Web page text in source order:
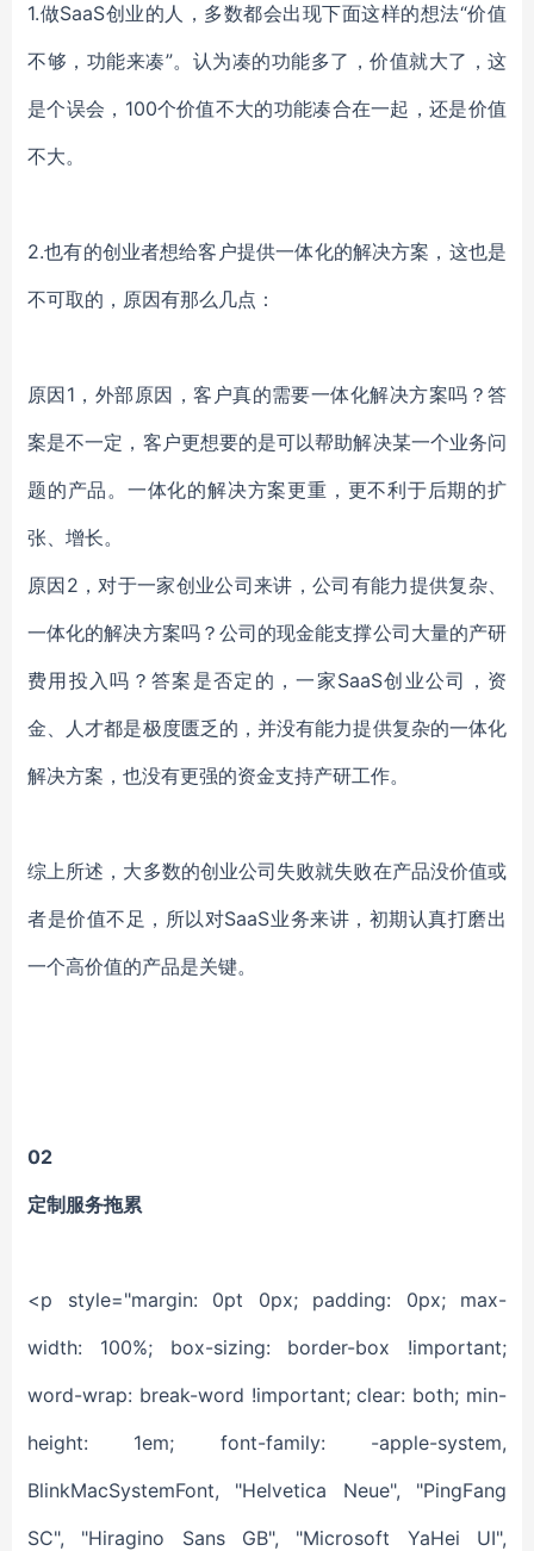
1.做SaaS创业的人，多数都会出现下面这样的想法“价值
不够，功能来凑”。认为凑的功能多了，价值就大了，这
是个误会，100个价值不大的功能凑合在一起，还是价值
不大。
2.也有的创业者想给客户提供一体化的解决方案，这也是
不可取的，原因有那么几点：
原因1，外部原因，客户真的需要一体化解决方案吗？答
案是不一定，客户更想要的是可以帮助解决某一个业务问
题的产品。一体化的解决方案更重，更不利于后期的扩
张、增长。
原因2，对于一家创业公司来讲，公司有能力提供复杂、
一体化的解决方案吗？公司的现金能支撑公司大量的产研
费用投入吗？答案是否定的，一家SaaS创业公司，资
金、人才都是极度匮乏的，并没有能力提供复杂的一体化
解决方案，也没有更强的资金支持产研工作。
综上所述，大多数的创业公司失败就失败在产品没价值或
者是价值不足，所以对SaaS业务来讲，初期认真打磨出
一个高价值的产品是关键。
02
定制服务拖累
<p style="margin: 0pt 0px; padding: 0px; max-
width: 100%; box-sizing: border-box !important;
word-wrap: break-word !important; clear: both; min-
height: 1em; font-family: -apple-system,
BlinkMacSystemFont, "Helvetica Neue", "PingFang
SC", "Hiragino Sans GB", "Microsoft YaHei UI",